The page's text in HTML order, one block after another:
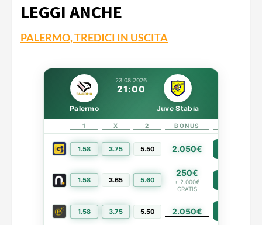
LEGGI ANCHE
PALERMO, TREDICI IN USCITA
23.08.2026
21:00
Palermo Juve Stabia
1 X 2 BONUS
1.58 3.75 5.50 2.050€
1.58 3.65 5.60
250€
+ 2.000€
GRATIS
1.58 3.75 5.50 2.050€